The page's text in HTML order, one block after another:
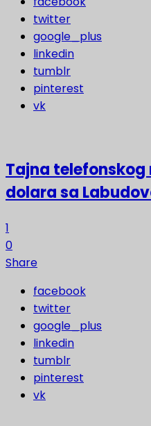
twitter
google_plus
linkedin
tumblr
pinterest
vk
Tajna telefonskog
dolara sa
1
0
Share
facebook
twitter
google_plus
linkedin
tumblr
pinterest
vk